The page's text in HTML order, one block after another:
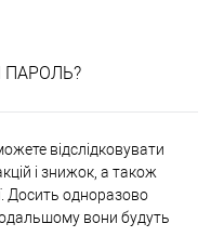
ПАРОЛЬ?
відслідковувати
і знижок, а також
Досить одноразово
вони будуть